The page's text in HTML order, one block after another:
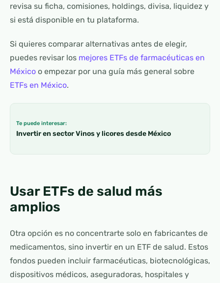
revisa su ficha, comisiones, holdings, divisa, liquidez y
si está disponible en tu plataforma.
Si quieres comparar alternativas antes de elegir,
puedes revisar los mejores ETFs de farmacéuticas en
México o empezar por una guía más general sobre
ETFs en México.
Te puede interesar:
Invertir en sector Vinos y licores desde México
Usar ETFs de salud más
amplios
Otra opción es no concentrarte solo en fabricantes de
medicamentos, sino invertir en un ETF de salud. Estos
fondos pueden incluir farmacéuticas, biotecnológicas,
dispositivos médicos, aseguradoras, hospitales y